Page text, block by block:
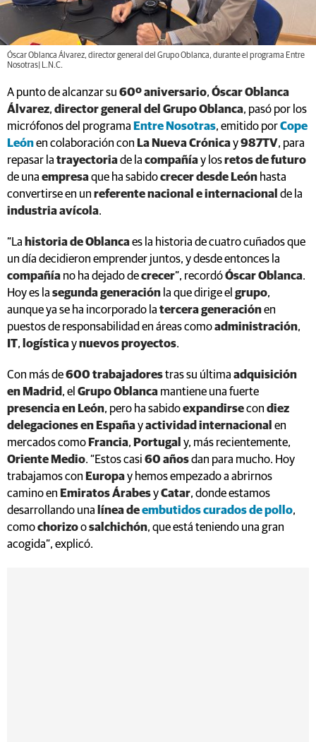
Óscar Oblanca Álvarez, director general del Grupo Oblanca, durante el programa Entre
Nosotras| L.N.C.
A punto de alcanzar su 60º aniversario, Óscar Oblanca
Álvarez, director general del Grupo Oblanca, pasó por los
micrófonos del programa Entre Nosotras, emitido porCope
Leónen colaboración con La Nueva Crónicay987TV, para
repasar la trayectoriade la compañíay losretos de futuro
de una empresaque ha sabidocrecer desde León hasta
convertirse en un referente nacional e internacional de la
industria avícola.
“La historia de Oblancaes la historia de cuatro cuñados que
un día decidieron emprender juntos, y desde entonces la
compañía no ha dejado decrecer”, recordóÓscar Oblanca.
Hoy es la segunda generación la que dirige el grupo,
aunque ya se ha incorporado la tercera generaciónen
puestos de responsabilidad en áreas comoadministración,
IT, logísticaynuevos proyectos.
Con más de600 trabajadorestras su última adquisición
en Madrid , el Grupo Oblanca mantiene una fuerte
presencia en León, pero ha sabidoexpandirsecon diez
delegaciones en Españayactividad internacional en
mercados como Francia, Portugal y, más recientemente,
Oriente Medio. “Estos casi 60 añosdan para mucho. Hoy
trabajamos con Europay hemos empezado a abrirnos
camino en Emiratos ÁrabesyCatar, donde estamos
desarrollando una línea deembutidos curados de pollo,
comochorizoosalchichón, que está teniendo una gran
acogida”, explicó.